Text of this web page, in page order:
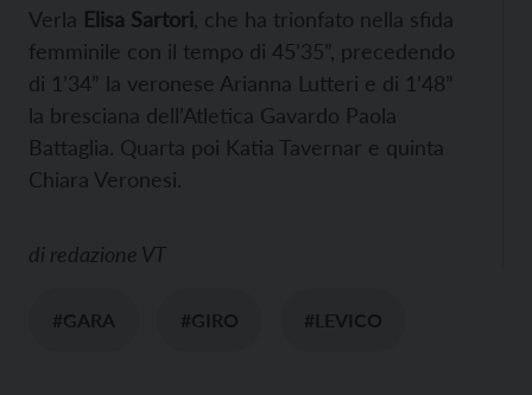
Verla Elisa Sartori , che ha trionfato nella sfida
femminile con il tempo di 45’35”, precedendo
di 1’34” la veronese Arianna Lutteri e di 1’48”
la bresciana dell’Atletica Gavardo Paola
Battaglia. Quarta poi Katia Tavernar e quinta
Chiara Veronesi.
di redazione VT
#GARA #GIRO #LEVICO